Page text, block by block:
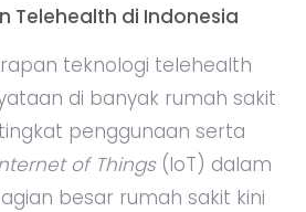
Telehealth di Indonesia
teknologi telehealth
di banyak rumah sakit
penggunaan serta
of Things (IoT) dalam
besar rumah sakit kini